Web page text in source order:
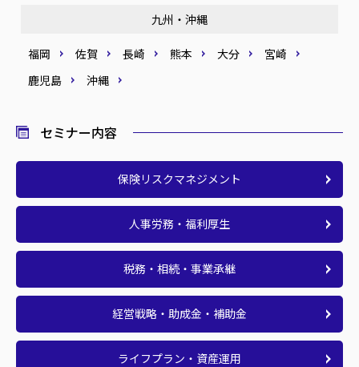
九州・沖縄
福岡 佐賀 長崎 熊本 大分
宮崎
鹿児島
沖縄
セミナー内容
保険リスクマネジメント
人事労務・福利厚生
税務・相続・事業承継
経営戦略・助成金・補助金
ライフプラン・資産運用